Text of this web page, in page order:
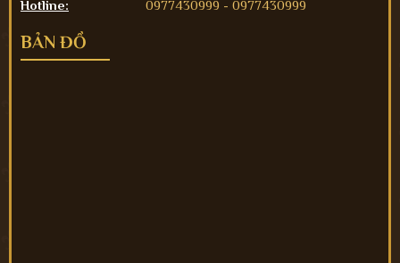
Hotline:
0977430999 - 0977430999
BẢN ĐỒ